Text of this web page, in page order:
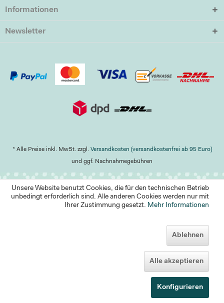
Informationen
Newsletter
* Alle Preise inkl. MwSt. zzgl. Versandkosten (versandkostenfrei ab 95 Euro)
und ggf. Nachnahmegebühren
Unsere Website benutzt Cookies, die für den technischen Betrieb
unbedingt erforderlich sind. Alle anderen Cookies werden nur mit
Ihrer Zustimmung gesetzt. Mehr Informationen
Ablehnen
Alle akzeptieren
Konfigurieren